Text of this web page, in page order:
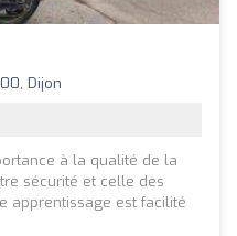
Dijon
à la qualité de la
sécurité et celle des
apprentissage est facilité